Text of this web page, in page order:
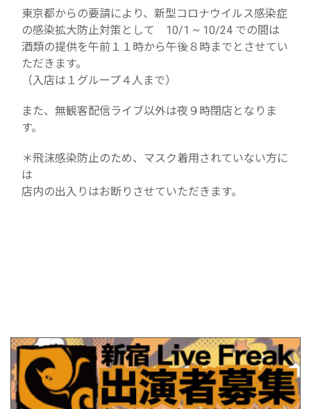
東京都からの要請により、新型コロナウイルス感染症
の感染拡大防止対策として 10/1 ~ 10/24 での間は
酒類の提供を午前１１時から午後８時までとさせてい
ただきます。
（入店は１グループ４人まで）
また、無観客配信ライブ以外は夜９時閉店となりま
す。
＊飛沫感染防止のため、マスク着用されていない方に
は
店内の出入りはお断りさせていただきます。